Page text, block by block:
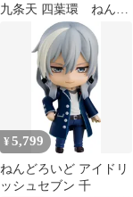
九条天 四葉環 ねんど
ろ パーツ フィギュア
¥5,799
ねんどろいど アイドリ
ッシュセブン 千